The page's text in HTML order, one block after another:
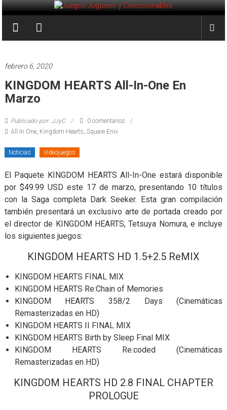
Saltar
al
contenido
Juegos
Juguetes
y
Coleccionables
Noticias
entretenimiento
para
coleccionistas.
febrero 6, 2020
KINGDOM HEARTS All-In-One En
Marzo
Publicado por: JJyC
0 comentarios
All In One, Kingdom Hearts Square Enix
Noticias Videojuegos
El Paquete KINGDOM HEARTS All-In-One estará disponible
por $49.99 USD este 17 de marzo, presentando 10 títulos
con la Saga completa Dark Seeker. Esta gran compilación
también presentará un exclusivo arte de portada creado por
el director de KINGDOM HEARTS, Tetsuya Nomura, e incluye
los siguientes juegos:
KINGDOM HEARTS HD 1.5+2.5 ReMIX
KINGDOM HEARTS FINAL MIX
KINGDOM HEARTS Re:Chain of Memories
KINGDOM HEARTS 358/2 Days (Cinemáticas
Remasterizadas en HD)
KINGDOM HEARTS II FINAL MIX
KINGDOM HEARTS Birth by Sleep Final MIX
KINGDOM HEARTS Re:coded (Cinemáticas
Remasterizadas en HD)
KINGDOM HEARTS HD 2.8 FINAL CHAPTER
PROLOGUE